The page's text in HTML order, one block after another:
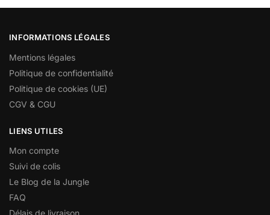
INFORMATIONS LÉGALES
Mentions légales
Politique de confidentialité
Politique de cookies (UE)
CGV & CGU
LIENS UTILES
Mon compte
Suivi de colis
Le Blog de la Jungle
FAQ